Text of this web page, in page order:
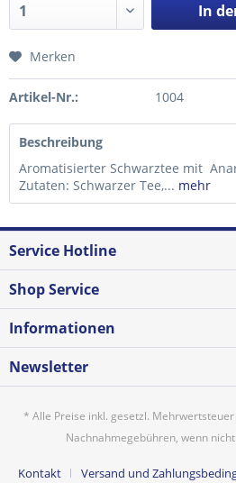
In
Merken
Artikel-Nr.: 1004
Beschreibung
Aromatisierter Schwarztee mit
Zutaten: Schwarzer Tee,... mehr
Service Hotline
Shop Service
Informationen
Newsletter
* Alle Preise inkl. gesetzl. Mehrwertsteuer
Nachnahmegebühren, wenn
Kontakt Versand und